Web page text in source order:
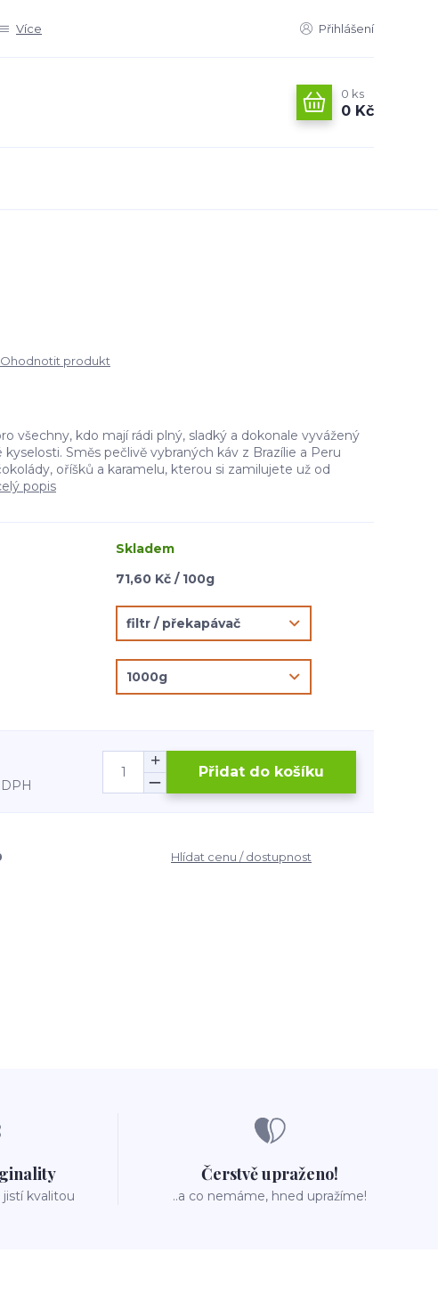
Více Přihlášení
0 ks
0 Kč
Ohodnotit produkt
všechny, kdo mají rádi plný, sladký a dokonale vyvážený
kyselosti. Směs pečlivě vybraných káv z Brazílie a Peru
oříšků a karamelu, kterou si zamilujete už od
popis
Skladem
71,60 Kč / 100g
Přidat do košíku
Hlídat cenu / dostupnost
kvalitou
Čerstvě upraženo!
..a co nemáme, hned upražíme!